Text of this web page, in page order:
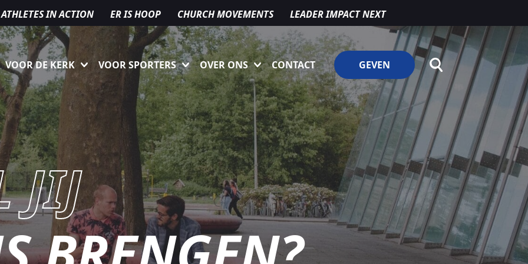
ATHLETES IN ACTION ER IS HOOP CHURCH MOVEMENTS LEADER IMPACT NEXT
VOOR DE KERK VOOR SPORTERS OVER ONS CONTACT GEVEN
JIJ